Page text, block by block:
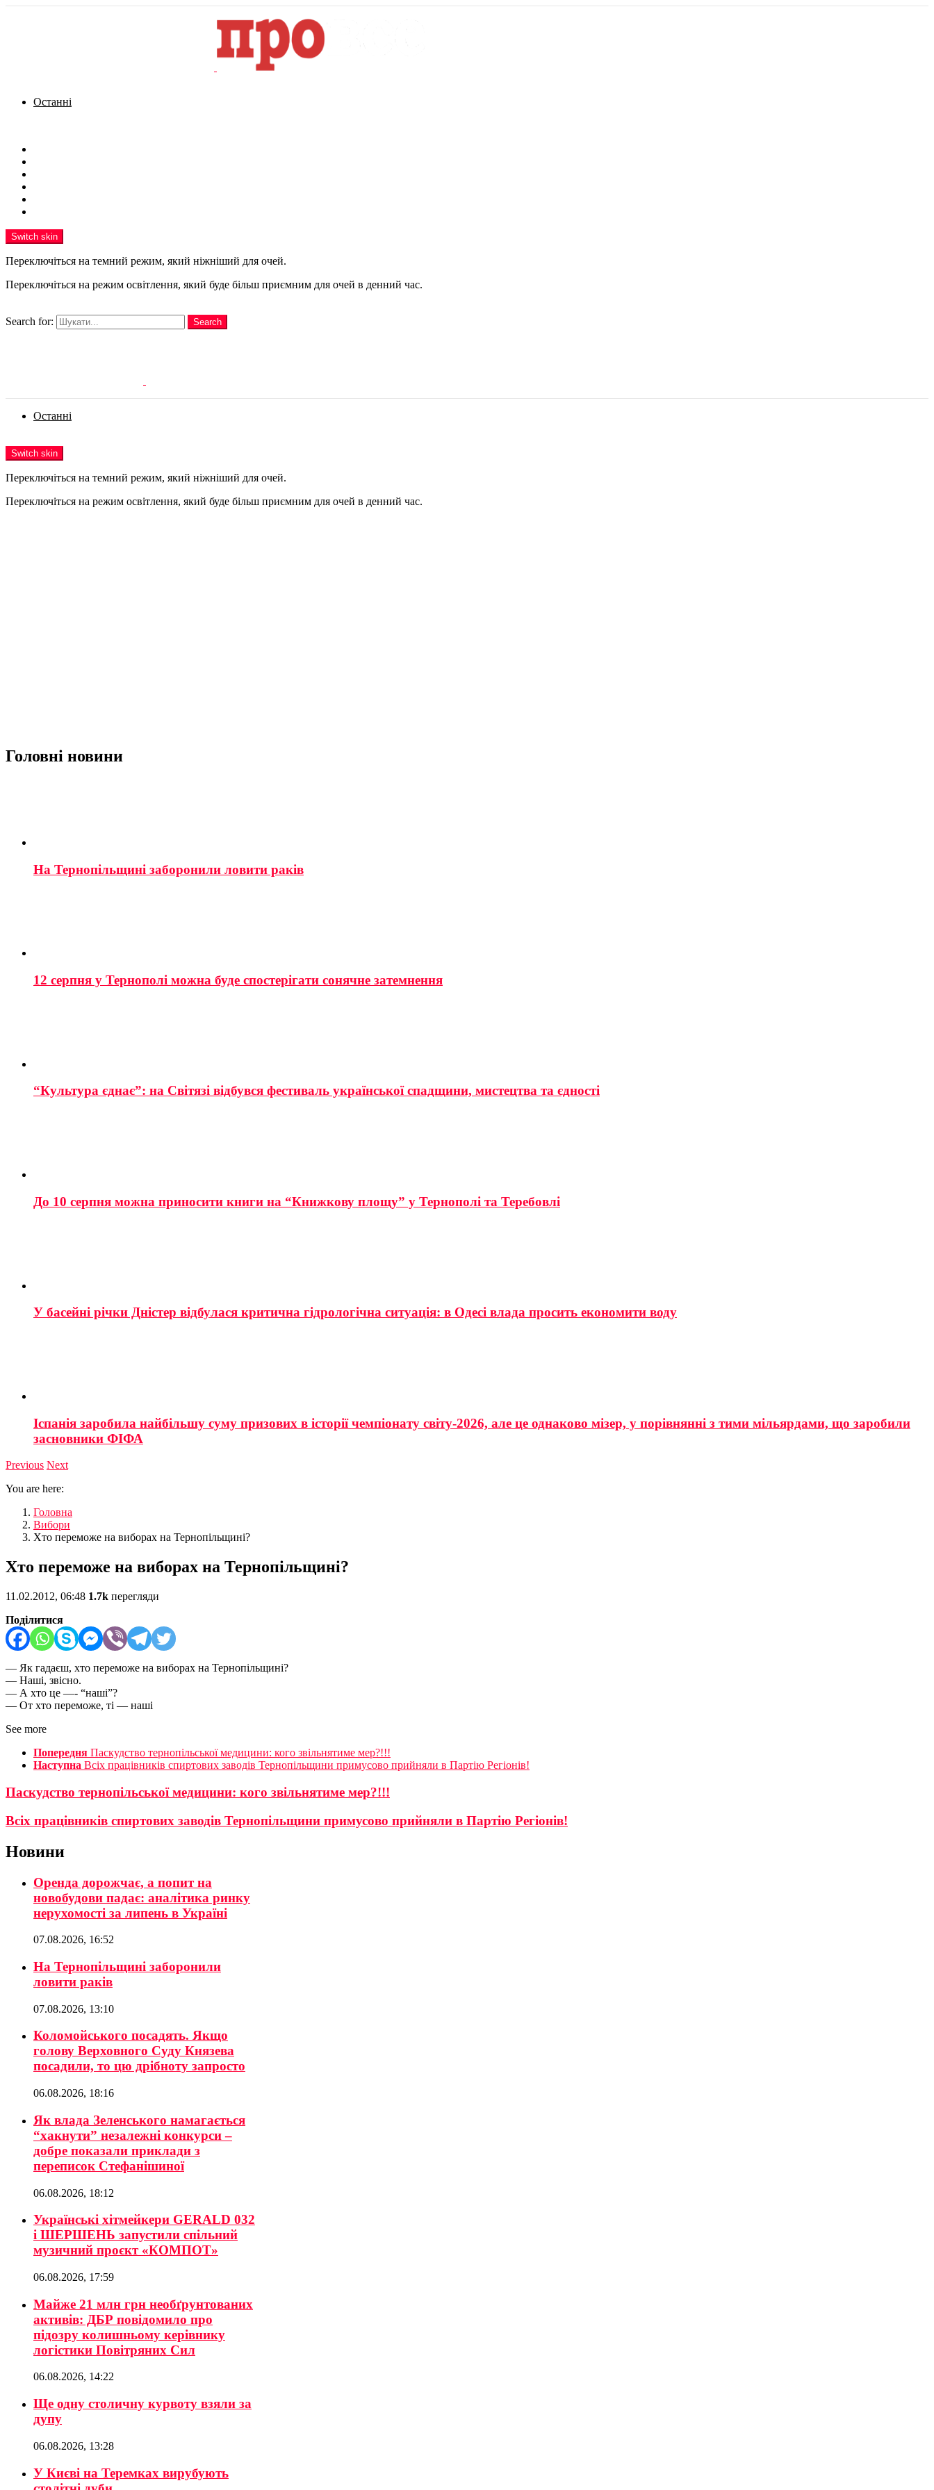
Останні
Switch skin
Переключіться на темний режим, який ніжніший для очей.
Переключіться на режим освітлення, який буде більш приємним для очей в денний час.
Search for:
Search
Останні
Switch skin
Переключіться на темний режим, який ніжніший для очей.
Переключіться на режим освітлення, який буде більш приємним для очей в денний час.
Головні новини
На Тернопільщині заборонили ловити раків
12 серпня у Тернополі можна буде спостерігати сонячне затемнення
“Культура єднає”: на Світязі відбувся фестиваль української спадщини, мистецтва та єдності
До 10 серпня можна приносити книги на “Книжкову площу” у Тернополі та Теребовлі
У басейні річки Дністер відбулася критична гідрологічна ситуація: в Одесі влада просить економити воду
Іспанія заробила найбільшу суму призових в історії чемпіонату світу-2026, але це однаково мізер, у порівнянні з тими мільярдами, що заробили
засновники ФІФА
Previous Next
You are here:
Головна
Вибори
Хто переможе на виборах на Тернопільщині?
Хто переможе на виборах на Тернопільщині?
11.02.2012, 06:48 1.7k перегляди
Поділитися
— Як гадаєш, хто переможе на виборах на Тернопільщині?
— Наші, звісно.
— А хто це —- “наші”?
— От хто переможе, ті — наші
See more
Попередня Паскудство тернопільської медицини: кого звільнятиме мер?!!!
Наступна Всіх працівників спиртових заводів Тернопільщини примусово прийняли в Партію Регіонів!
Паскудство тернопільської медицини: кого звільнятиме мер?!!!
Всіх працівників спиртових заводів Тернопільщини примусово прийняли в Партію Регіонів!
Новини
Оренда дорожчає, а попит на
новобудови падає: аналітика ринку
нерухомості за липень в Україні
07.08.2026, 16:52
На Тернопільщині заборонили
ловити раків
07.08.2026, 13:10
Коломойського посадять. Якщо
голову Верховного Суду Князева
посадили, то цю дрібноту запросто
06.08.2026, 18:16
Як влада Зеленського намагається
“хакнути” незалежні конкурси –
добре показали приклади з
переписок Стефанішиної
06.08.2026, 18:12
Українські хітмейкери GERALD 032
і ШЕРШЕНЬ запустили спільний
музичний проєкт «КОМПОТ»
06.08.2026, 17:59
Майже 21 млн грн необґрунтованих
активів: ДБР повідомило про
підозру колишньому керівнику
логістики Повітряних Сил
06.08.2026, 14:22
Ще одну столичну курвоту взяли за
дупу
06.08.2026, 13:28
У Києві на Теремках вирубують